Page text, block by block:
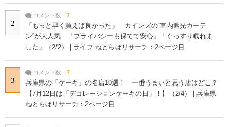
2
コメント数： 7
「もっと早く買えば良かった」 カインズの“車内遮光カーテ
ン”が大人気 「プライバシーも保てて安心」「ぐっすり眠れま
した」（2/2） | ライフ ねとらぼリサーチ：2ページ目
3
コメント数： 7
兵庫県の「ケーキ」の名店10選！ 一番うまいと思う店はどこ？
【7月12日は「デコレーションケーキの日」！】（2/4） | 兵庫県
ねとらぼリサーチ：2ページ目